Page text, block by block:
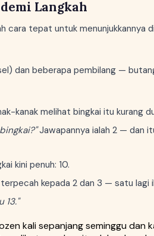
Langkah
cara tepat untuk menunjukkannya
dan beberapa pembilang —
kanak melihat bingkai itu kurang
Jawapannya ialah 2 — dan
kini penuh: 10.
kepada 2 dan 3 — satu lagi
13."
kali sepanjang seminggu dan